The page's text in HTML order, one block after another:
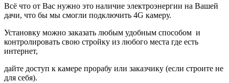
Всё что от Вас нужно это наличие электроэнергии на Вашей
дачи, что бы мы смогли подключить 4G камеру.
Установку можно заказать любым удобным способом и
контролировать свою стройку из любого места где есть
интернет,
дайте доступ к камере прорабу или заказчику (если строите не
для себя).